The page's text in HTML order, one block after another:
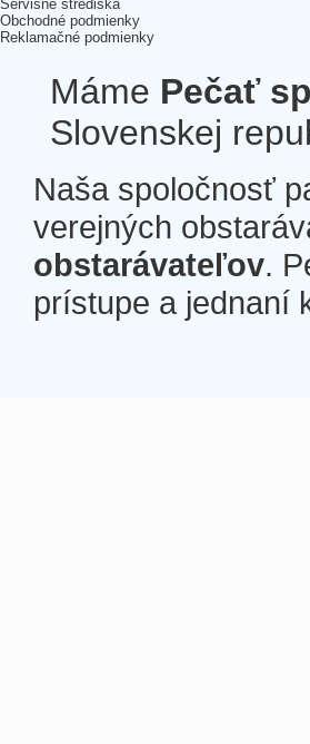
Servisné strediská
Obchodné podmienky
Reklamačné podmienky
Máme Pečať
Slovenskej
Naša spoločnosť
verejných
obstarávateľov.
prístupe a jednaní